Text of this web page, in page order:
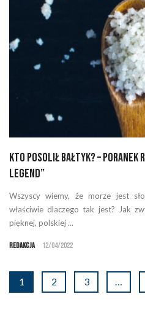
Kto posolił Bałtyk? – Poranek
legend”
Wszyscy wiemy, że morze jest
właściwie dlaczego tak jest? Jak
pięknej, polskiej ...
Redakcja 12/04/2022
1 2 3 …